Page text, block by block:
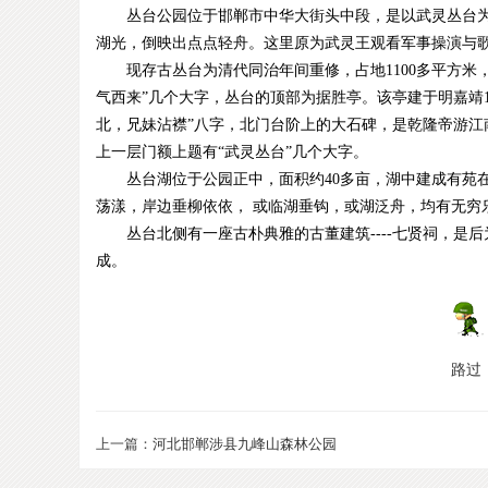
丛台公园位于邯郸市中华大街头中段，是以武灵丛台
湖光，倒映出点点轻舟。这里原为武灵王观看军事操演
现存古丛台为清代同治年间重修，占地1100多平方米
气西来”几个大字，丛台的顶部为据胜亭。该亭建于明嘉
北，兄妹沾襟”八字，北门台阶上的大石碑，是乾隆帝游
上一层门额上题有“武灵丛台”几个大字。
丛台湖位于公园正中，面积约40多亩，湖中建成有苑
荡漾，岸边垂柳依依， 或临湖垂钩，或湖泛舟，均有无穷
丛台北侧有一座古朴典雅的古董建筑----七贤祠，是后
成。
路过
上一篇： 河北邯郸涉县九峰山森林公园